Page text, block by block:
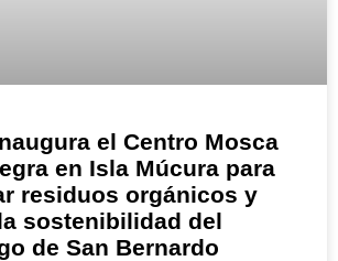
el Centro Mosca
en Isla Múcura para
residuos orgánicos y
sostenibilidad del
de San Bernardo